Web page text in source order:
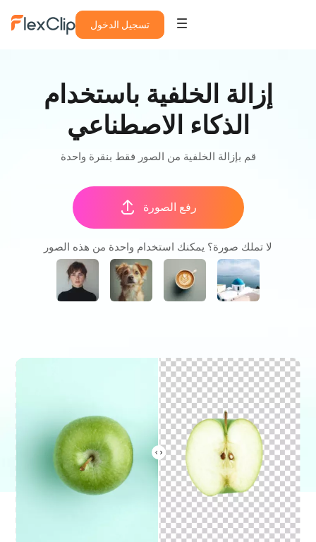
تسجيل الدخول
إزالة الخلفية باستخدام
الذكاء الاصطناعي
قم بإزالة الخلفية من الصور فقط بنقرة واحدة
رفع الصورة
لا تملك صورة؟ يمكنك استخدام واحدة من هذه الصور
موثوق من